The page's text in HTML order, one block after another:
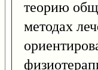
теорию
методах